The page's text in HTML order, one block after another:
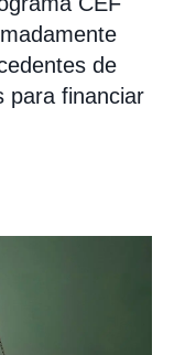
de
para financiar